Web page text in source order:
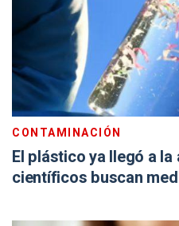
CONTAMINACIÓN
El plástico ya llegó a
científicos buscan